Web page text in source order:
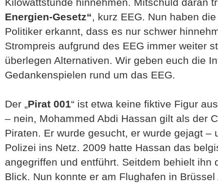
Energien-Gesetz“, kurz EEG. Nun haben
Politiker erkannt, dass es nur schwer
Strompreis aufgrund des EEG immer weiter
überlegen Alternativen. Wir geben euch die
Gedankenspielen rund um das EEG.
Der „Pirat 001“ ist etwa keine fiktive Figur
– nein, Mohammed Abdi Hassan gilt als der
Piraten. Er wurde gesucht, er wurde gejagt –
Polizei ins Netz. 2009 hatte Hassan das
angegriffen und entführt. Seitdem behielt ihn
Blick. Nun konnte er am Flughafen in